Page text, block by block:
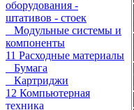
оборудования -
штативов - стоек
Модульные системы и
компоненты
11 Расходные материалы
Бумага
Картриджи
12 Компьютерная
техника